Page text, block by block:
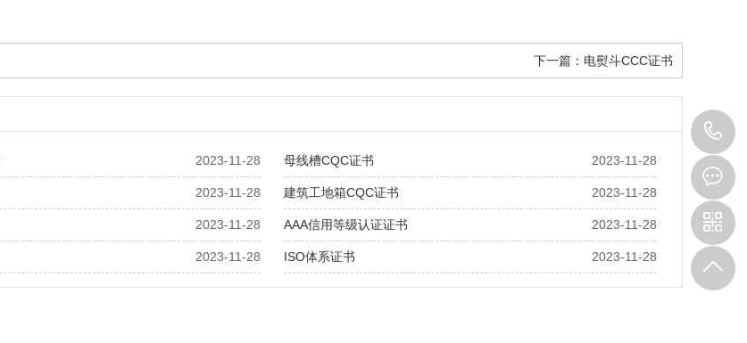
下一篇： 电熨斗CCC证书
2023-11-28 2023-11-28
母线槽CQC证书
2023-11-28 2023-11-28
建筑工地箱CQC证书
2023-11-28 2023-11-28
AAA信用等级认证证书
2023-11-28 2023-11-28
ISO体系证书